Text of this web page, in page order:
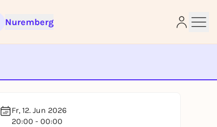
Nuremberg
Fr, 12. Jun 2026
20:00 - 00:00